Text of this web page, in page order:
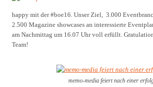
happy mit der #boe16. Unser Ziel, 3.000
2.500 Magazine showcases an interessierte
am Nachmittag um 16.07 Uhr voll erfüllt.
Team!
memo-media feiert nach einer